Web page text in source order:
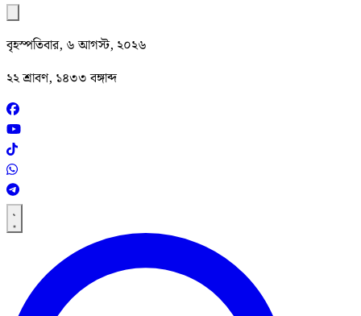
বৃহস্পতিবার, ৬ আগস্ট, ২০২৬
২২ শ্রাবণ, ১৪৩৩ বঙ্গাব্দ